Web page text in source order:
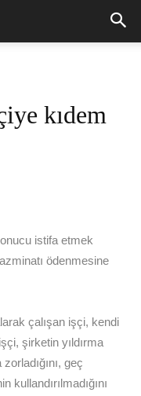
kıdem
istifa etmek
ödenmesine
çalışan işçi, kendi
şirketin yıldırma
geç
kullandırılmadığını